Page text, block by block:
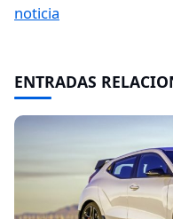
noticia
ENTRADAS